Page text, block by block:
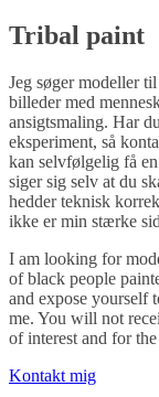
Tribal paint
Jeg søger modeller
billeder med
ansigtsmaling. Har
eksperiment, så
kan selvfølgelig få
siger sig selv at du
hedder teknisk
ikke er min stærke
I am looking for
of black people
and expose yourself
me. You will not
of interest and for
Kontakt mig